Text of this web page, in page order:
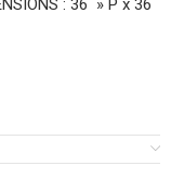
: 36 » P x 36